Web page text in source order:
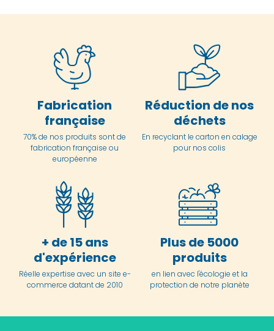
Fabrication
française
70% de nos produits sont de
fabrication française ou
européenne
Réduction de nos
déchets
En recyclant le carton en calage
pour nos colis
+ de 15 ans
d'expérience
Réelle expertise avec un site e-
commerce datant de 2010
Plus de 5000
produits
en lien avec l'écologie et la
protection de notre planète